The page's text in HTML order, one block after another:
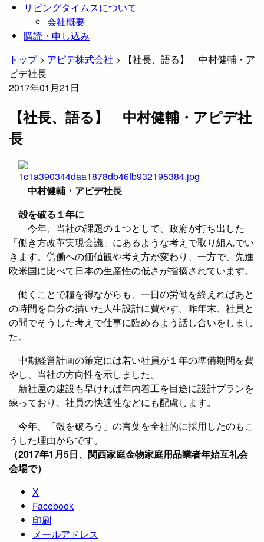
リビングタイムスについて
会社概要
購読・申し込み
トップ> アピデ株式会社 >
【社長、語る】 中村健輔・ア
ピデ社長
2017年01月21日
【社長、語る】 中村健輔・アピデ社
長
中村健輔・アピデ社長
殻を破る１年に
今年、当社の課題の１つとして、政府が打ち出した
「働き方改革実現会議」にあるような考えで取り組んでい
きます。労働への価値観や考え方が変わり、一方で、先進
欧米国に比べて日本の生産性の低さが指摘されています。
働くことで糧を得ながらも、一日の労働を終えればあと
の時間を自分の描いた人生設計に費やす。昨年末、社員と
の間でそうした考えで仕事に臨めるよう話し合いをしまし
た。
中期経営計画の策定には若い社員が１年の準備期間を費
やし、当社の方向性を示しました。
新社屋の建設も早ければ年内着工を目途に設計プランを
練っており、社員の快適性などにも配慮します。
今年、「殻を破ろう」の言葉を全社的に採用したのもこ
うした理由からです。
（2017年1月5日、関西家庭金物家庭用品業者年始互礼会
会場で）
X
Facebook
印刷
メールアドレス